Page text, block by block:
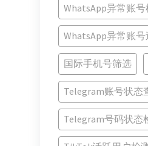
WhatsApp异常账号
WhatsApp异常账号
国际手机号筛选
Telegram账号状态
Telegram号码状态